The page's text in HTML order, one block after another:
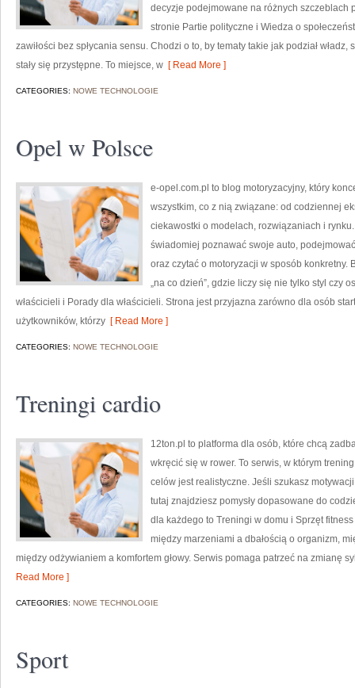
decyzje podejmowane na różnych szczeblach
stronie Partie polityczne i Wiedza o
zawiłości bez spłycania sensu. Chodzi o to, by tematy takie jak podział
stały się przystępne. To miejsce, w [ Read More ]
CATEGORIES: NOWE TECHNOLOGIE
Opel w Polsce
e-opel.com.pl to blog motoryzacyjny, który
wszystkim, co z nią związane: od codziennej
ciekawostki o modelach, rozwiązaniach i
świadomiej poznawać swoje auto,
oraz czytać o motoryzacji w sposób konkretny.
„na co dzień”, gdzie liczy się nie tylko styl czy
właścicieli i Porady dla właścicieli. Strona jest przyjazna zarówno dla osób
użytkowników, którzy [ Read More ]
CATEGORIES: NOWE TECHNOLOGIE
Treningi cardio
12ton.pl to platforma dla osób, które chcą
wkręcić się w rower. To serwis, w którym
celów jest realistyczne. Jeśli szukasz
tutaj znajdziesz pomysły dopasowane do
dla każdego to Treningi w domu i Sprzęt
między marzeniami a dbałością o organizm,
między odżywianiem a komfortem głowy. Serwis pomaga patrzeć na zmianę
Read More ]
CATEGORIES: NOWE TECHNOLOGIE
Sport